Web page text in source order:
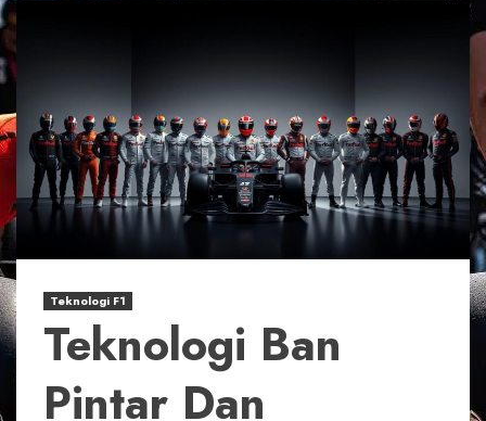
Teknologi F1
Teknologi Ban
Pintar Dan